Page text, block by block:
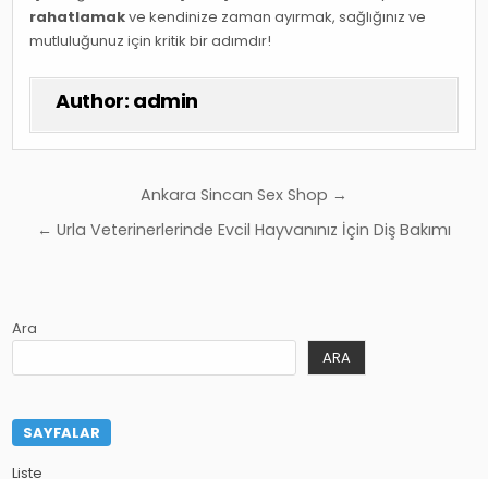
rahatlamakve kendinize zaman ayırmak, sağlığınız ve
mutluluğunuz için kritik bir adımdır!
Author: admin
gezinmesi
Ankara Sincan Sex Shop →
← Urla Veterinerlerinde Evcil Hayvanınız İçin Diş Bakımı
Ara
ARA
SAYFALAR
Liste